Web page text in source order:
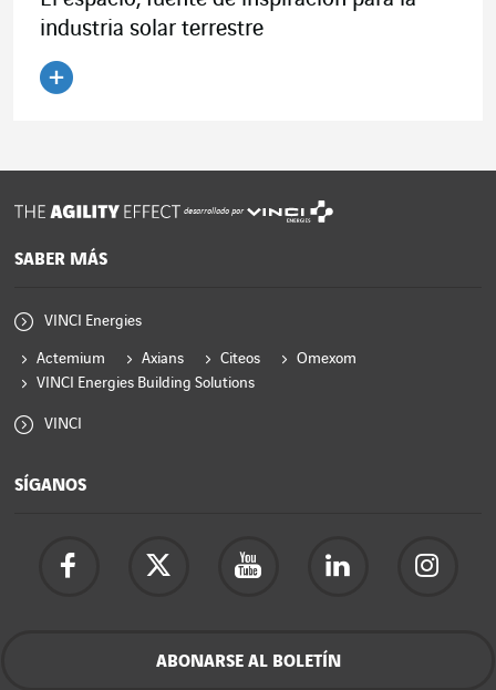
industria solar terrestre
desarrollado por
SABER MÁS
VINCI Energies
Actemium Axians Citeos
Omexom
VINCI Energies Building Solutions
VINCI
SÍGANOS
ABONARSE AL BOLETÍN